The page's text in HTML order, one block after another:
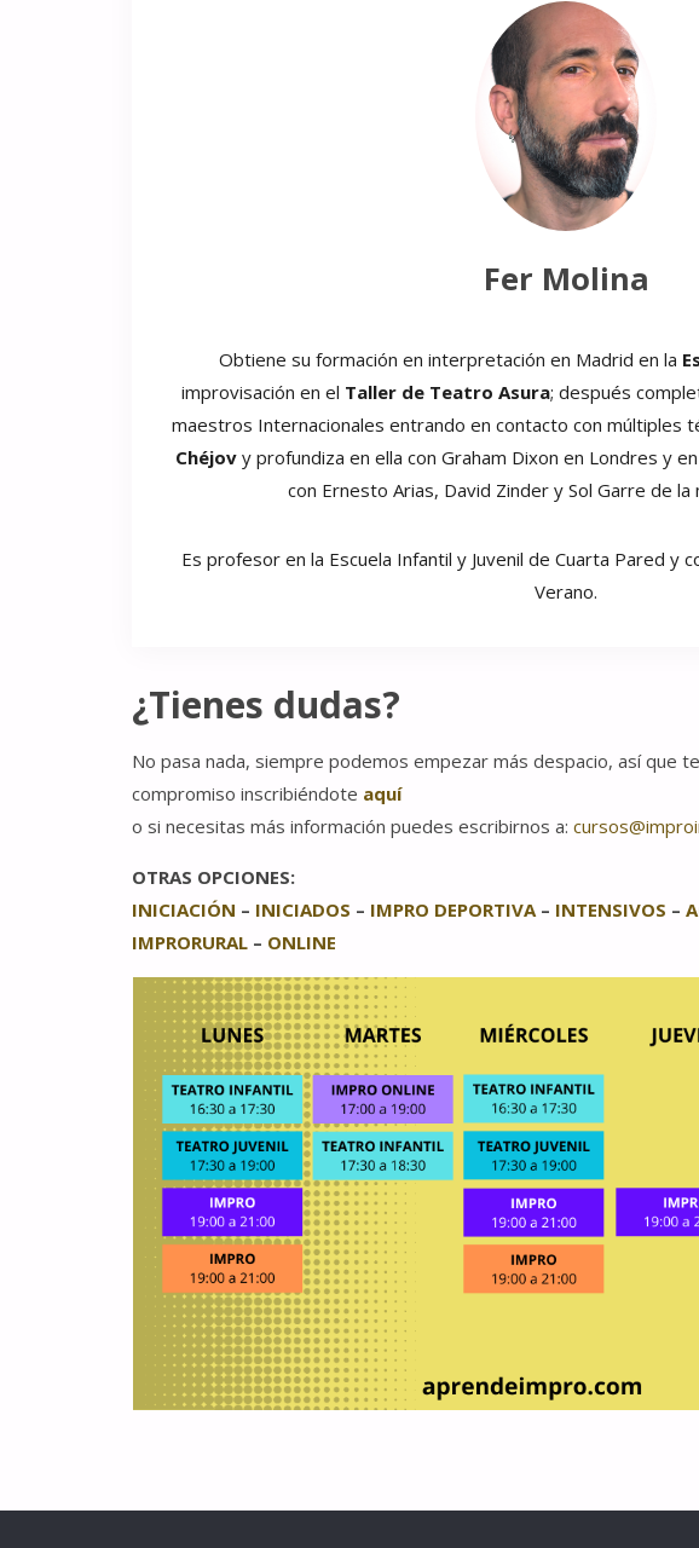
Fer Molina
Obtiene su formación en interpretación en Madrid en la
improvisación en el Taller de Teatro Asura; después
maestros Internacionales entrando en contacto con múltiples
Chéjovy profundiza en ella con Graham Dixon en Londres y
con Ernesto Arias, David Zinder y Sol Garre de
Es profesor en la Escuela Infantil y Juvenil de Cuarta Pared y
Verano.
¿Tienes dudas?
No pasa nada, siempre podemos empezar más despacio, así que
compromiso inscribiéndote aquí
o si necesitas más información puedes escribirnos a:
OTRAS OPCIONES:
INICIACIÓN – INICIADOS – IMPRO DEPORTIVA – INTENSIVOS –
IMPRORURAL – ONLINE